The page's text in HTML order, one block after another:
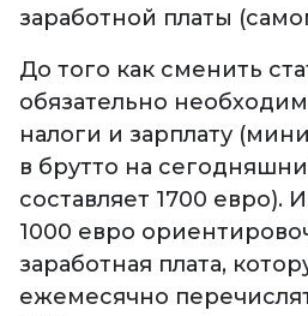
заработной платы
До того как сменить
обязательно
налоги и зарплату
в брутто на
составляет 1700 евро).
1000 евро
заработная плата,
ежемесячно